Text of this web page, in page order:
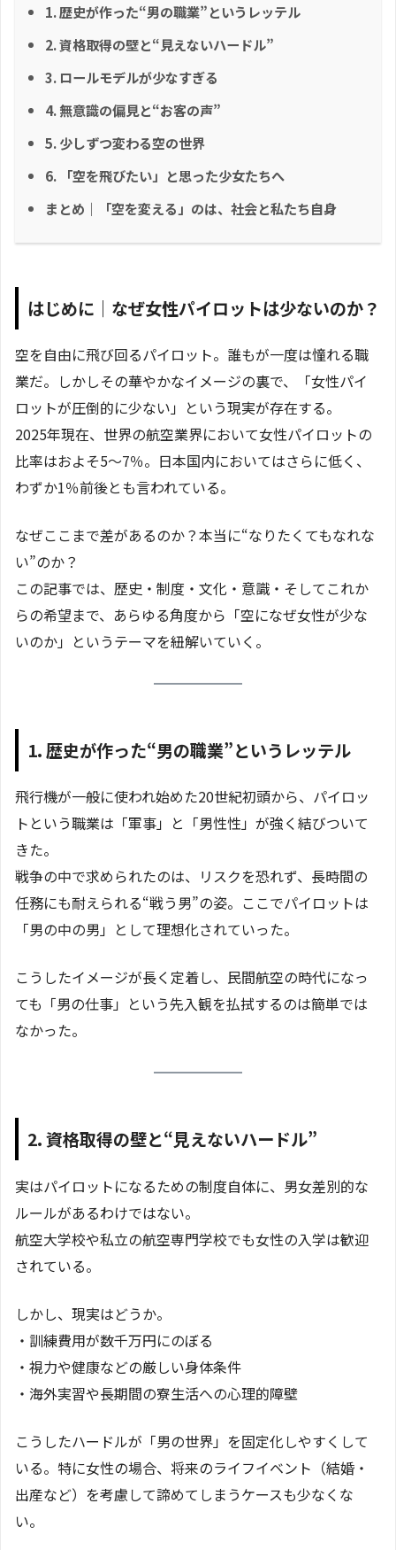
1. 歴史が作った“男の職業”というレッテル
2. 資格取得の壁と“見えないハードル”
3. ロールモデルが少なすぎる
4. 無意識の偏見と“お客の声”
5. 少しずつ変わる空の世界
6. 「空を飛びたい」と思った少女たちへ
まとめ｜「空を変える」のは、社会と私たち自身
はじめに｜なぜ女性パイロットは少ないのか？
空を自由に飛び回るパイロット。誰もが一度は憧れる職
業だ。しかしその華やかなイメージの裏で、「女性パイ
ロットが圧倒的に少ない」という現実が存在する。
2025年現在、世界の航空業界において女性パイロットの
比率はおよそ5〜7％。日本国内においてはさらに低く、
わずか1％前後とも言われている。
なぜここまで差があるのか？本当に“なりたくてもなれな
い”のか？
この記事では、歴史・制度・文化・意識・そしてこれか
らの希望まで、あらゆる角度から「空になぜ女性が少な
いのか」というテーマを紐解いていく。
1. 歴史が作った“男の職業”というレッテル
飛行機が一般に使われ始めた20世紀初頭から、パイロッ
トという職業は「軍事」と「男性性」が強く結びついて
きた。
戦争の中で求められたのは、リスクを恐れず、長時間の
任務にも耐えられる“戦う男”の姿。ここでパイロットは
「男の中の男」として理想化されていった。
こうしたイメージが長く定着し、民間航空の時代になっ
ても「男の仕事」という先入観を払拭するのは簡単では
なかった。
2. 資格取得の壁と“見えないハードル”
実はパイロットになるための制度自体に、男女差別的な
ルールがあるわけではない。
航空大学校や私立の航空専門学校でも女性の入学は歓迎
されている。
しかし、現実はどうか。
・訓練費用が数千万円にのぼる
・視力や健康などの厳しい身体条件
・海外実習や長期間の寮生活への心理的障壁
こうしたハードルが「男の世界」を固定化しやすくして
いる。特に女性の場合、将来のライフイベント（結婚・
出産など）を考慮して諦めてしまうケースも少なくな
い。